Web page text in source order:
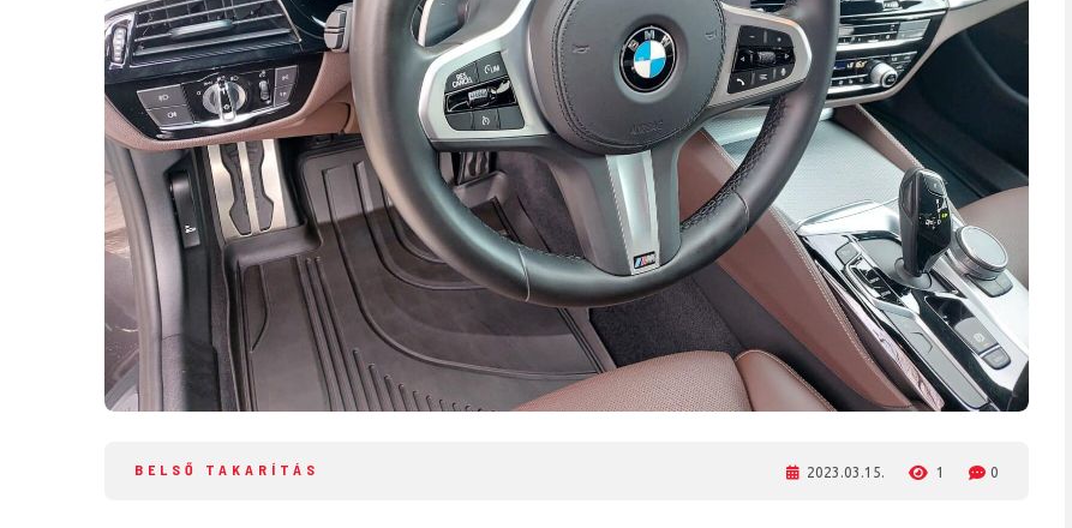
BELSŐ TAKARÍTÁS 2023.03.15. 1 0